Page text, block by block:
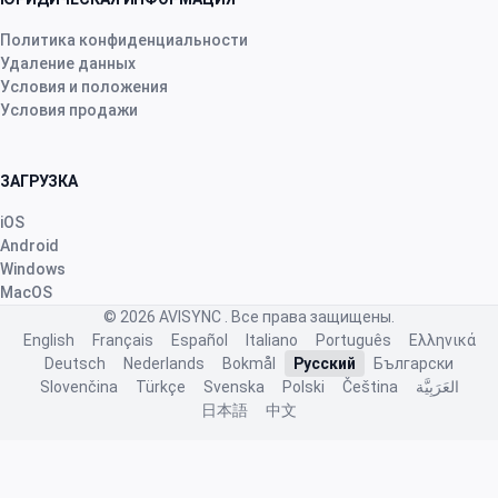
Пятизвездочный рейтинг
“Best app ever!”
2 месяца назад
Wackes à Plumes France
starstarstarstar star v4.3.21
“Au top avec énormément de possibilités
Политика конфиденциальности
Удаление данных
Условия и положения
Условия продажи
ЗАГРУЗКА
iOS
Android
Windows
MacOS
© 2026 AVISYNC . Все права защищены.
English
Français Español Italiano Português
Ελληνικά
Deutsch
Nederlands Bokmål Русский
Български
Slovenčina
Türkçe Svenska Polski Čeština
العَرَبِيَّة
日本語
中文